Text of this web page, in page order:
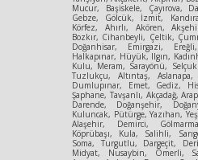
Mucur, Başiskele, Çayırova,
Gebze, Gölcük, İzmit,
Körfez, Ahırlı, Akören,
Bozkır, Cihanbeyli, Çeltik,
Doğanhisar, Emirgazi,
Halkapınar, Hüyük, Ilgın,
Kulu, Meram, Sarayönü,
Tuzlukçu, Altıntaş, Aslanapa,
Dumlupınar, Emet, Gediz,
Şaphane, Tavşanlı, Akçadağ,
Darende, Doğanşehir,
Kuluncak, Pütürge, Yazıhan,
Alaşehir, Demirci,
Köprübaşı, Kula, Salihli,
Soma, Turgutlu, Dargeçit,
Midyat, Nusaybin, Ömerli,